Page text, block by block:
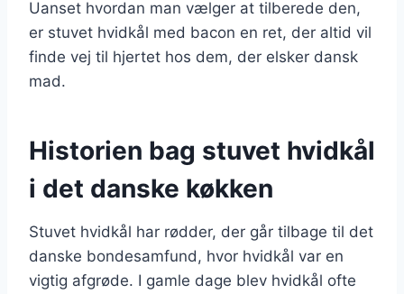
Uanset hvordan man vælger at tilberede den,
er stuvet hvidkål med bacon en ret, der altid vil
finde vej til hjertet hos dem, der elsker dansk
mad.
Historien bag stuvet hvidkål
i det danske køkken
Stuvet hvidkål har rødder, der går tilbage til det
danske bondesamfund, hvor hvidkål var en
vigtig afgrøde. I gamle dage blev hvidkål ofte